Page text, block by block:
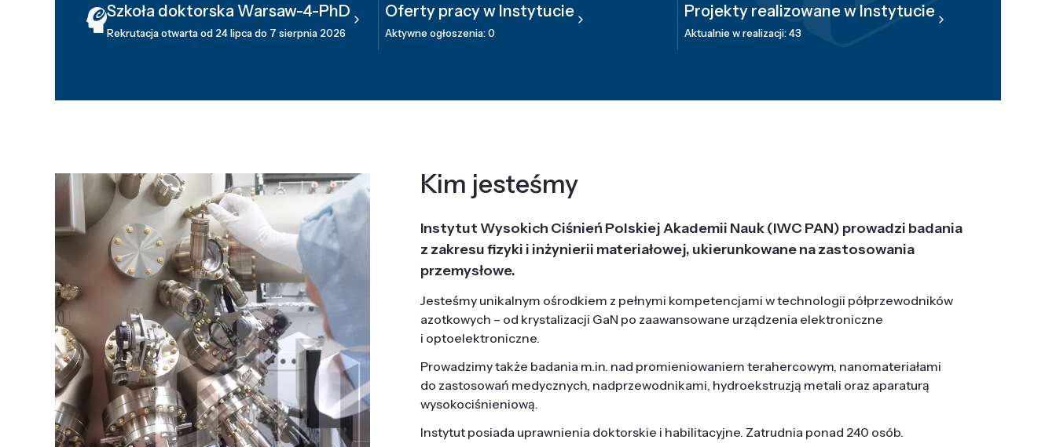
Szkoła doktorska Warsaw-4-PhD
Rekrutacja otwarta od 24 lipca do 7 sierpnia 2026
Oferty pracy w Instytucie
Aktywne ogłoszenia: 0
Projekty realizowane w Instytucie
Aktualnie w realizacji: 43
Kim jesteśmy
Instytut Wysokich Ciśnień Polskiej Akademii Nauk (IWC PAN) prowadzi badania
z zakresu fizyki i inżynierii materiałowej, ukierunkowane na zastosowania
przemysłowe.
Jesteśmy unikalnym ośrodkiem z pełnymi kompetencjami w technologii półprzewodników
azotkowych – od krystalizacji GaN po zaawansowane urządzenia elektroniczne
i optoelektroniczne.
Prowadzimy także badania m.in. nad promieniowaniem terahercowym, nanomateriałami
do zastosowań medycznych, nadprzewodnikami, hydroekstruzją metali oraz aparaturą
wysokociśnieniową.
Instytut posiada uprawnienia doktorskie i habilitacyjne. Zatrudnia ponad 240 osób.